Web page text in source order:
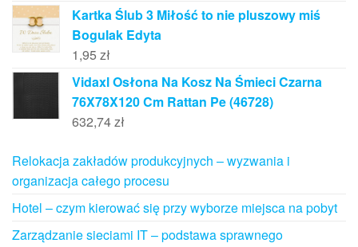
Kartka Ślub 3 Miłość to nie pluszowy miś
Bogulak Edyta
1,95 zł
Vidaxl Osłona Na Kosz Na Śmieci Czarna
76X78X120 Cm Rattan Pe (46728)
632,74zł
Relokacja zakładów produkcyjnych – wyzwania i
organizacja całego procesu
Hotel – czym kierować się przy wyborze miejsca na pobyt
Zarządzanie sieciami IT – podstawa sprawnego